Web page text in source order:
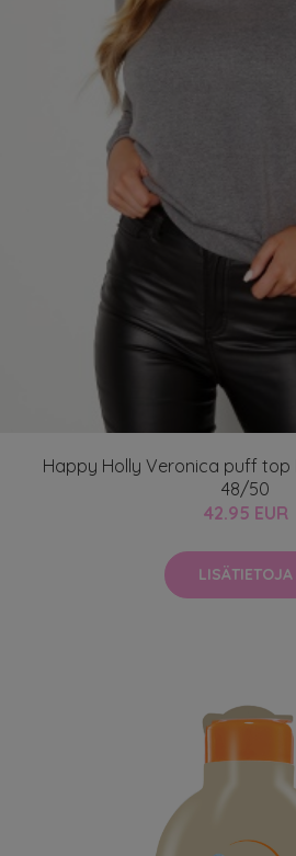
Happy Holly Veronica puff top
48/50
42.95 EUR
LISÄTIETOJA